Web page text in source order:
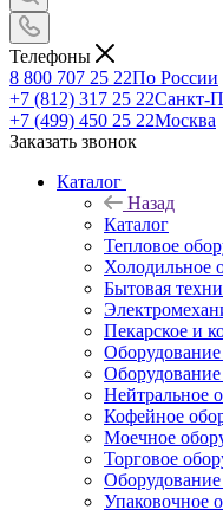
Телефоны
8 800 707 25 22По России
+7 (812) 317 25 22Санкт-
+7 (499) 450 25 22Москва
Заказать звонок
Каталог
Назад
Каталог
Тепловое
Холодильное
Бытовая
Пекарское и
Оборудование
Нейтральное
Кофейное
Моечное
Торговое
Упаковочное